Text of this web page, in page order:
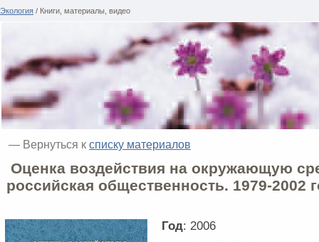
Экология / Книги, материалы, видео
— Вернуться к списку материалов
Оценка воздействия на окружающую
российская общественность. 1979-2002
Год: 2006